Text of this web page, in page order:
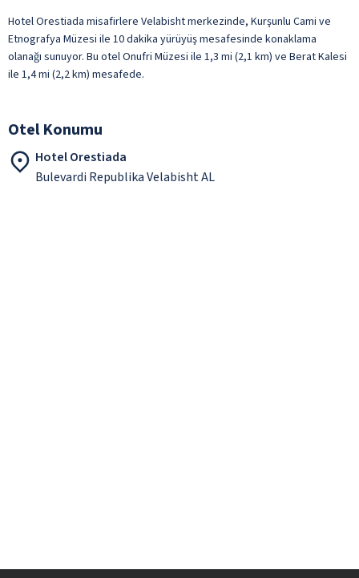
Hotel Orestiada misafirlere Velabisht merkezinde, Kurşunlu Cami ve
Etnografya Müzesi ile 10 dakika yürüyüş mesafesinde konaklama
olanağı sunuyor. Bu otel Onufri Müzesi ile 1,3 mi (2,1 km) ve Berat Kalesi
ile 1,4 mi (2,2 km) mesafede.
Otel Konumu
Hotel Orestiada
Bulevardi Republika Velabisht AL